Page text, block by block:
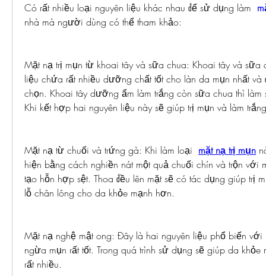
Có rất nhiều loại nguyên liệu khác nhau để sử dụng làm
nhà mà người dùng có thể tham khảo:
Mặt nạ trị mụn từ khoai tây và sữa chua: Khoai tây và sữa
liệu chứa rất nhiều dưỡng chất tốt cho làn da mụn nhất
chọn. Khoai tây dưỡng ẩm làm trắng còn sữa chua thì làm
Khi kết hợp hai nguyên liệu này sẽ giúp trị mụn và làm
Mặt nạ từ chuối và trứng gà: Khi làm loại mặt nạ trị mụn
hiện bằng cách nghiền nát một quả chuối chín và trộn với
tạo hỗn hợp sệt. Thoa đều lên mặt sẽ có tác dụng giúp trị
lỗ chân lông cho da khỏe mạnh hơn.
Mặt nạ nghệ mật ong: Đây là hai nguyên liệu phổ biến với
ngừa mụn rất tốt. Trong quá trình sử dụng sẽ giúp da khỏe
rất nhiều.